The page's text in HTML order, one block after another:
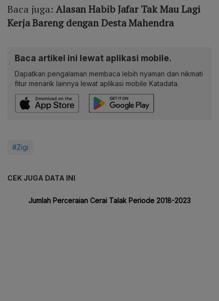
Baca juga: Alasan Habib Jafar Tak Mau Lagi
Kerja Bareng dengan Desta Mahendra
Baca artikel ini lewat aplikasi mobile.
Dapatkan pengalaman membaca lebih nyaman dan nikmati
fitur menarik lainnya lewat aplikasi mobile Katadata.
#Zigi
CEK JUGA DATA INI